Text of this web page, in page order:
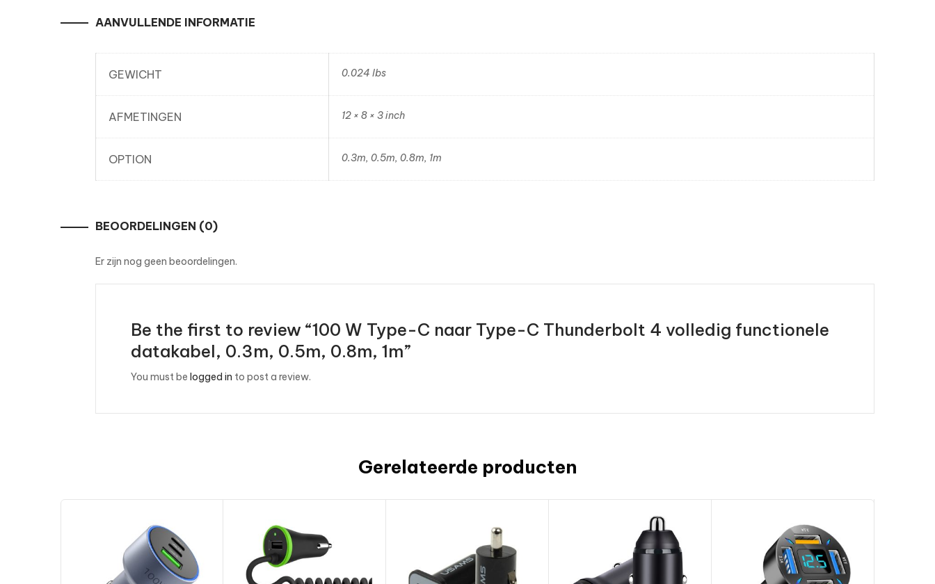
AANVULLENDE INFORMATIE
GEWICHT 0.024 lbs
AFMETINGEN 12 × 8 × 3 inch
OPTION 0.3m, 0.5m, 0.8m, 1m
BEOORDELINGEN (0)
Er zijn nog geen beoordelingen.
Be the first to review “100 W Type-C naar Type-C Thunderbolt 4 volledig functionele
datakabel, 0.3m, 0.5m, 0.8m, 1m”
You must be logged in to post a review.
Gerelateerde producten